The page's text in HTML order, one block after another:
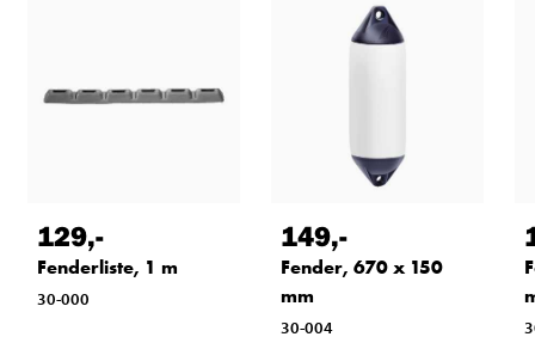
129,-
Fenderliste, 1 m
30-000
149,-
Fender, 670 x 150
mm
30-004